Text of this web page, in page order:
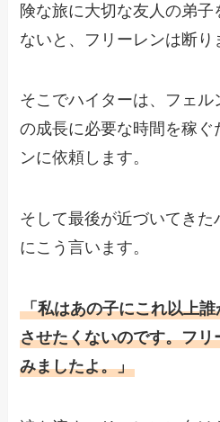
険な旅に大切な友人の弟
ないと、フリーレンは断り
そこでハイターは、フェ
の成長に必要な時間を稼ぐ
ンに依頼します。
そして最後が近づいてき
にこう言います。
「私はあの子にこれ以上
させたくないのです。フ
みましたよ。」